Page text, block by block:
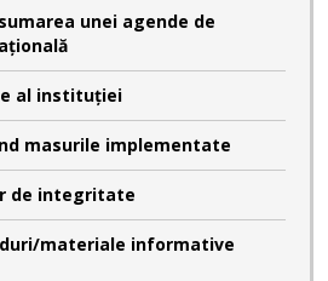
unei agende de
al instituției
masurile implementate
de integritate
materiale informative